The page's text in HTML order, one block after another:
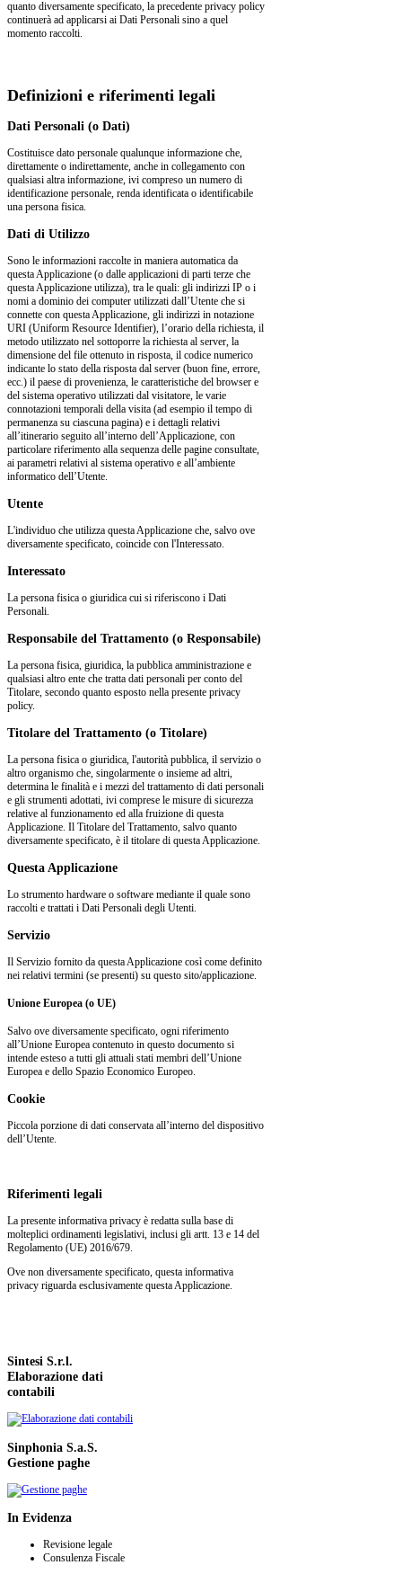
quanto diversamente specificato, la precedente privacy policy
continuerà ad applicarsi ai Dati Personali sino a quel
momento raccolti.
Definizioni e riferimenti legali
Dati Personali (o Dati)
Costituisce dato personale qualunque informazione che,
direttamente o indirettamente, anche in collegamento con
qualsiasi altra informazione, ivi compreso un numero di
identificazione personale, renda identificata o identificabile
una persona fisica.
Dati di Utilizzo
Sono le informazioni raccolte in maniera automatica da
questa Applicazione (o dalle applicazioni di parti terze che
questa Applicazione utilizza), tra le quali: gli indirizzi IP o i
nomi a dominio dei computer utilizzati dall’Utente che si
connette con questa Applicazione, gli indirizzi in notazione
URI (Uniform Resource Identifier), l’orario della richiesta, il
metodo utilizzato nel sottoporre la richiesta al server, la
dimensione del file ottenuto in risposta, il codice numerico
indicante lo stato della risposta dal server (buon fine, errore,
ecc.) il paese di provenienza, le caratteristiche del browser e
del sistema operativo utilizzati dal visitatore, le varie
connotazioni temporali della visita (ad esempio il tempo di
permanenza su ciascuna pagina) e i dettagli relativi
all’itinerario seguito all’interno dell’Applicazione, con
particolare riferimento alla sequenza delle pagine consultate,
ai parametri relativi al sistema operativo e all’ambiente
informatico dell’Utente.
Utente
L'individuo che utilizza questa Applicazione che, salvo ove
diversamente specificato, coincide con l'Interessato.
Interessato
La persona fisica o giuridica cui si riferiscono i Dati
Personali.
Responsabile del Trattamento (o Responsabile)
La persona fisica, giuridica, la pubblica amministrazione e
qualsiasi altro ente che tratta dati personali per conto del
Titolare, secondo quanto esposto nella presente privacy
policy.
Titolare del Trattamento (o Titolare)
La persona fisica o giuridica, l'autorità pubblica, il servizio o
altro organismo che, singolarmente o insieme ad altri,
determina le finalità e i mezzi del trattamento di dati personali
e gli strumenti adottati, ivi comprese le misure di sicurezza
relative al funzionamento ed alla fruizione di questa
Applicazione. Il Titolare del Trattamento, salvo quanto
diversamente specificato, è il titolare di questa Applicazione.
Questa Applicazione
Lo strumento hardware o software mediante il quale sono
raccolti e trattati i Dati Personali degli Utenti.
Servizio
Il Servizio fornito da questa Applicazione così come definito
nei relativi termini (se presenti) su questo sito/applicazione.
Unione Europea (o UE)
Salvo ove diversamente specificato, ogni riferimento
all’Unione Europea contenuto in questo documento si
intende esteso a tutti gli attuali stati membri dell’Unione
Europea e dello Spazio Economico Europeo.
Cookie
Piccola porzione di dati conservata all’interno del dispositivo
dell’Utente.
Riferimenti legali
La presente informativa privacy è redatta sulla base di
molteplici ordinamenti legislativi, inclusi gli artt. 13 e 14 del
Regolamento (UE) 2016/679.
Ove non diversamente specificato, questa informativa
privacy riguarda esclusivamente questa Applicazione.
Sintesi S.r.l.
Elaborazione dati
contabili
Sinphonia S.a.S.
Gestione paghe
In Evidenza
Revisione legale
Consulenza Fiscale